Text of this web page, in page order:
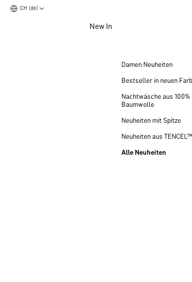
CH (de)
Zum Hauptinhalt springenNew In
Damen Neuheiten
Bestseller in neuen
Nachtwäsche aus 100%
Baumwolle
Neuheiten mit Spitze
Neuheiten aus TENCEL™
Alle Neuheiten